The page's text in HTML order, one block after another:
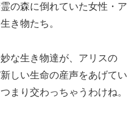
の森に倒れていた女性・ア
き物たち。
な生き物達が、アリスの
しい生命の産声をあげてい
まり交わっちゃうわけね。